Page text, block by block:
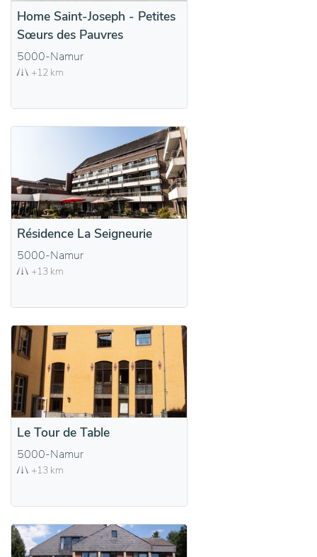
Home Saint-Joseph - Petites
Sœurs des Pauvres
5000-Namur
+12 km
Résidence La Seigneurie
5000-Namur
+13 km
Le Tour de Table
5000-Namur
+13 km